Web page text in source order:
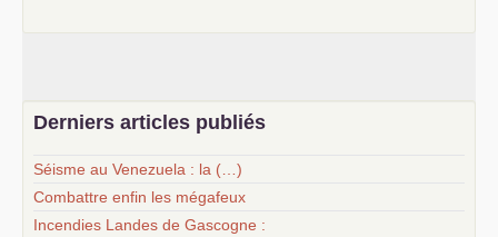
Derniers articles publiés
Séisme au Venezuela : la (…)
Combattre enfin les mégafeux
Incendies Landes de Gascogne :